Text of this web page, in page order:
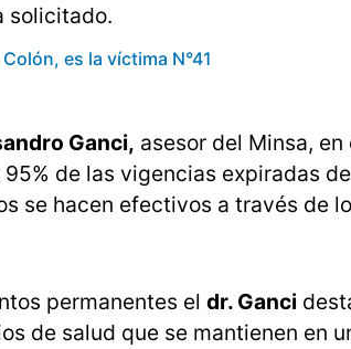
solicitado.
es la víctima N°41
Ganci, asesor del Minsa,
de las vigencias expiradas
se hacen efectivos a través de
permanentes el dr. Ganci
de salud que se mantienen en